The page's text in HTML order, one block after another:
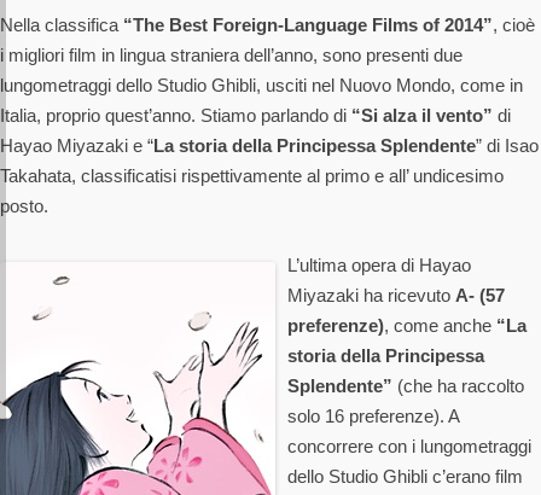
Nella classifica “The Best Foreign-Language Films of 2014”, cioè
i migliori film in lingua straniera dell’anno, sono presenti due
lungometraggi dello Studio Ghibli, usciti nel Nuovo Mondo, come in
Italia, proprio quest’anno. Stiamo parlando di “Si alza il vento” di
Hayao Miyazaki e “La storia della Principessa Splendente” di Isao
Takahata, classificatisi rispettivamente al primo e all’ undicesimo
posto.
L’ultima opera di Hayao
Miyazaki ha ricevuto A- (57
preferenze), come anche “La
storia della Principessa
Splendente” (che ha raccolto
solo 16 preferenze). A
concorrere con i lungometraggi
dello Studio Ghibli c’erano film